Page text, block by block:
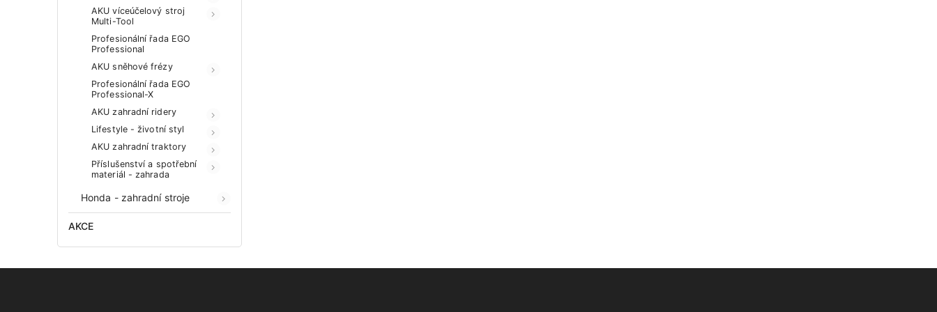
AKU víceúčelový stroj
Multi-Tool
Profesionální řada EGO
Professional
AKU sněhové frézy
Profesionální řada EGO
Professional-X
AKU zahradní ridery
Lifestyle - životní styl
AKU zahradní traktory
Příslušenství a spotřební
materiál - zahrada
Honda - zahradní stroje
AKCE